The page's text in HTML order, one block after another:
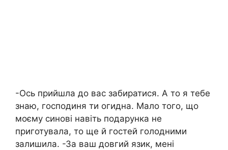
-Ось прийшла до вас забиратися. А то я тебе
знаю, господиня ти огидна. Мало того, що
моєму синові навіть подарунка не
приготувала, то ще й гостей голодними
залишила. -За ваш довгий язик, мені